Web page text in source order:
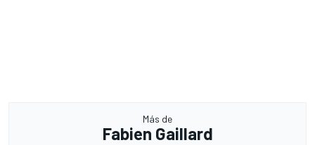
Más de
Fabien Gaillard